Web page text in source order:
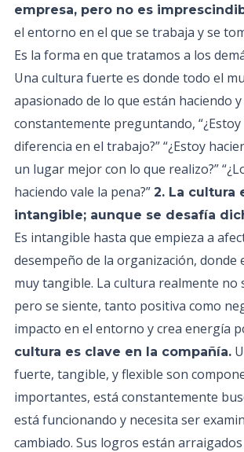
empresa, pero no es
el entorno en el que se trabaja y se
Es la forma en que tratamos a los
Una cultura fuerte es donde todo el
apasionado de lo que están haciendo y
constantemente preguntando,
diferencia en el trabajo?” “¿Estoy
un lugar mejor con lo que realizo?”
haciendo vale la pena?” 2. La cultura
intangible; aunque se desafía
Es intangible hasta que empieza a
desempeño de la organización, donde
muy tangible. La cultura realmente no
pero se siente, tanto positiva como
impacto en el entorno y crea energía
cultura es clave en la compañía.
fuerte, tangible, y flexible son
importantes, está constantemente
está funcionando y necesita ser
cambiado. Sus logros están